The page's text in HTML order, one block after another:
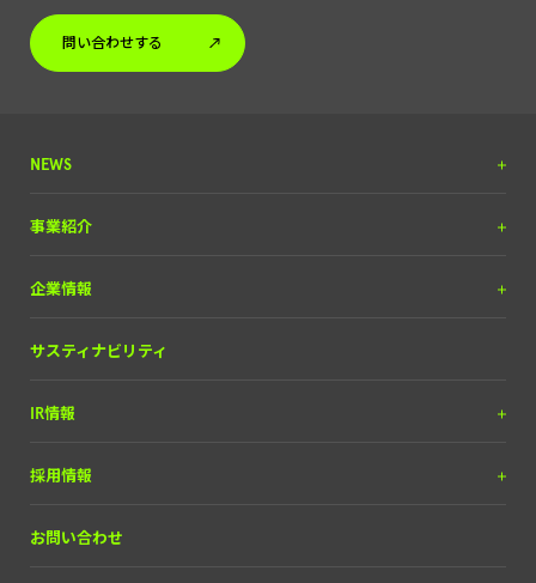
問い合わせする
NEWS
プレスリリース
掲載実績
事業紹介
DX＆マーケティング
メディア＆ソリューション
企業情報
理念と経営方針
会社概要
サスティナビリティ
IR情報
IRライブラリー
株式について
採用情報
中途採用
お問い合わせ